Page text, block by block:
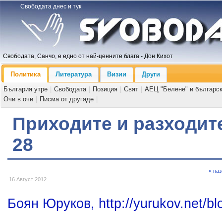
Свободата днес и тук
Свободата, Санчо, е едно от най-ценните блага - Дон Кихот
Политика Литература Визии
Други
България утре
Свободата Позиция Свят
АЕЦ "Белене" и
Очи в очи
Писма от другаде
Приходите и
28
16 Август 2012
«
Боян Юруков, http://yurukov.net/